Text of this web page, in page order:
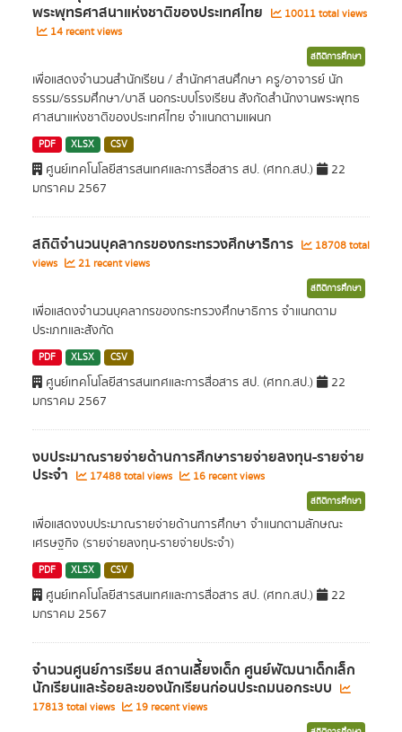
พระพุทธศาสนาแห่งชาติของประเทศไทย
10011 total views
14 recent views
สถิติการศึกษา
เพื่อแสดงจำนวนสำนักเรียน / สำนักศาสนศึกษา ครู/อาจารย์ นัก
ธรรม/ธรรมศึกษา/บาลี นอกระบบโรงเรียน สังกัดสำนักงานพระพุทธ
ศาสนาแห่งชาติของประเทศไทย จำแนกตามแผนก
PDF XLSX CSV
ศูนย์เทคโนโลยีสารสนเทศและการสื่อสาร สป. (ศทก.สป.)
22
มกราคม 2567
สถิติจำนวนบุคลากรของกระทรวงศึกษาธิการ
18708 total
views
21 recent views
สถิติการศึกษา
เพื่อแสดงจำนวนบุคลากรของกระทรวงศึกษาธิการ จำแนกตาม
ประเภทและสังกัด
PDF XLSX CSV
ศูนย์เทคโนโลยีสารสนเทศและการสื่อสาร สป. (ศทก.สป.)
22
มกราคม 2567
งบประมาณรายจ่ายด้านการศึกษารายจ่ายลงทุน-รายจ่าย
ประจำ 17488 total views 16 recent views
สถิติการศึกษา
เพื่อแสดงงบประมาณรายจ่ายด้านการศึกษา จำแนกตามลักษณะ
เศรษฐกิจ (รายจ่ายลงทุน-รายจ่ายประจำ)
PDF XLSX CSV
ศูนย์เทคโนโลยีสารสนเทศและการสื่อสาร สป. (ศทก.สป.)
22
มกราคม 2567
จำนวนศูนย์การเรียน สถานเลี้ยงเด็ก ศูนย์พัฒนาเด็กเล็ก
นักเรียนและร้อยละของนักเรียนก่อนประถมนอกระบบ
17813 total views 19 recent views